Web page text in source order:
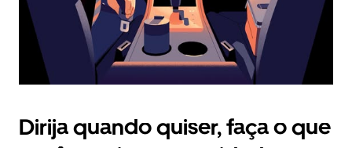
Dirija quando quiser, faça o que